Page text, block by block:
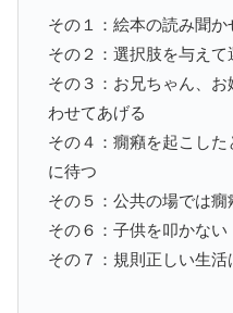
その１：絵本の読み聞か
その２：選択肢を与えて
その３：お兄ちゃん、
わせてあげる
その４：癇癪を起こし
に待つ
その５：公共の場では癇
その６：子供を叩かない
その７：規則正しい生活